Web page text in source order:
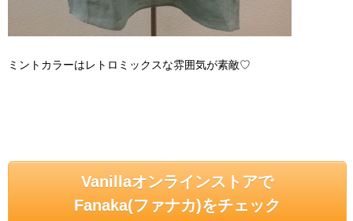
ミントカラーはレトロミックスな雰囲気が素敵♡
Vanillaオンラインストアで
Fanaka(ファナカ)をチェック